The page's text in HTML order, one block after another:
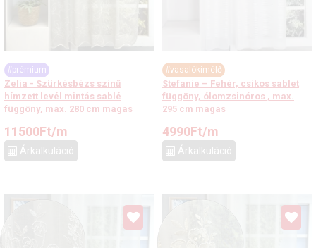
#prémium
Zelia - Szürkésbézs színű
hímzett levél mintás sablé
függöny, max. 280 cm magas
11500Ft/m
Árkalkuláció
#vasalókímélő
Stefanie – Fehér, csíkos sablet
függöny, ólomzsinóros , max.
295 cm magas
4990Ft/m
Árkalkuláció